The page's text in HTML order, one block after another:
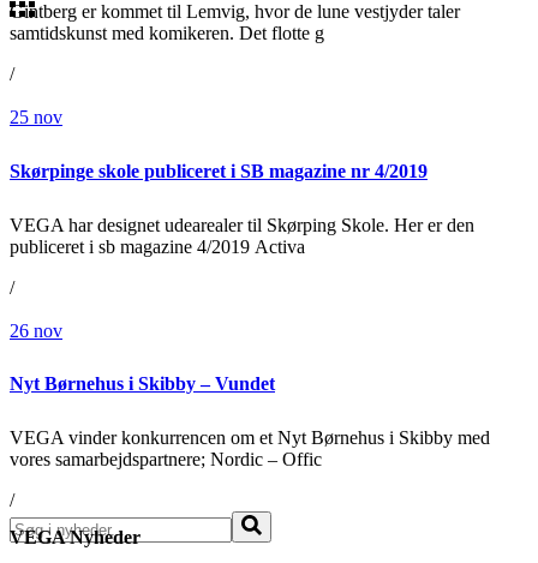
Gintberg er kommet til Lemvig, hvor de lune vestjyder taler
samtidskunst med komikeren. Det flotte g
/
25 nov
Skørpinge skole publiceret i SB magazine nr 4/2019
VEGA har designet udearealer til Skørping Skole. Her er den
publiceret i sb magazine 4/2019 Activa
/
26 nov
Nyt Børnehus i Skibby – Vundet
VEGA vinder konkurrencen om et Nyt Børnehus i Skibby med
vores samarbejdspartnere; Nordic – Offic
/
Søg
VEGA Nyheder